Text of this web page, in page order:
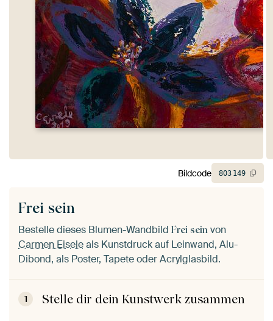
Frei sein
Bestelle dieses Blumen-Wandbild Frei sein von
Carmen Eiseleals Kunstdruck auf Leinwand, Alu-
Dibond, als Poster, Tapete oder Acrylglasbild.
1 Stelle dir dein Kunstwerk zusammen
Bildcode 803 149